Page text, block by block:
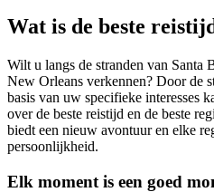
Wat is de beste
Wilt u langs de stranden van Santa
New Orleans verkennen? Door de
basis van uw specifieke interesses
over de beste reistijd en de beste
biedt een nieuw avontuur en elke
persoonlijkheid.
Elk moment is een goed